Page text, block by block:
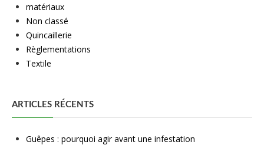
matériaux
Non classé
Quincaillerie
Règlementations
Textile
ARTICLES RÉCENTS
Guêpes : pourquoi agir avant une infestation